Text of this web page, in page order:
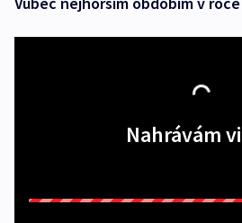
Nahrávám